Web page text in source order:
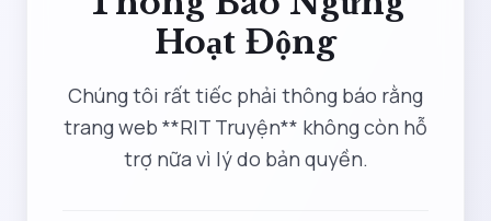
Hoạt Động
Chúng tôi rất tiếc phải thông báo rằng
trang web **RIT Truyện** không còn hỗ
trợ nữa vì lý do bản quyền.